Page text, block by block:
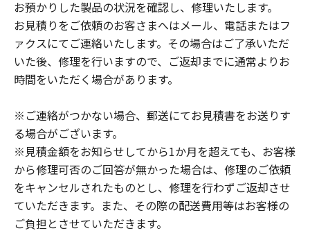
お預かりした製品の状況を確認し、修理いたします。
お見積りをご依頼のお客さまへはメール、電話またはフ
ァクスにてご連絡いたします。その場合はご了承いただ
いた後、修理を行いますので、ご返却までに通常よりお
時間をいただく場合があります。
※ご連絡がつかない場合、郵送にてお見積書をお送りす
る場合がございます。
※見積金額をお知らせしてから1か月を超えても、お客様
から修理可否のご回答が無かった場合は、修理のご依頼
をキャンセルされたものとし、修理を行わずご返却させ
ていただきます。また、その際の配送費用等はお客様の
ご負担とさせていただきます。